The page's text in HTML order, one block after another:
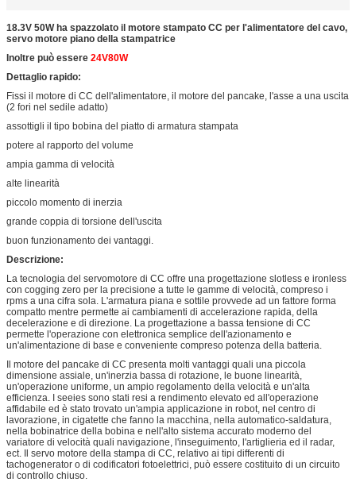
18.3V 50W ha spazzolato il motore stampato CC per l'alimentatore del cavo,
servo motore piano della stampatrice
Inoltre può essere 24V80W
Dettaglio rapido:
Fissi il motore di CC dell'alimentatore, il motore del pancake, l'asse a una uscita
(2 fori nel sedile adatto)
assottigli il tipo bobina del piatto di armatura stampata
potere al rapporto del volume
ampia gamma di velocità
alte linearità
piccolo momento di inerzia
grande coppia di torsione dell'uscita
buon funzionamento dei vantaggi.
Descrizione:
La tecnologia del servomotore di CC offre una progettazione slotless e ironless
con cogging zero per la precisione a tutte le gamme di velocità, compreso i
rpms a una cifra sola. L'armatura piana e sottile provvede ad un fattore forma
compatto mentre permette ai cambiamenti di accelerazione rapida, della
decelerazione e di direzione. La progettazione a bassa tensione di CC
permette l'operazione con elettronica semplice dell'azionamento e
un'alimentazione di base e conveniente compreso potenza della batteria.
Il motore del pancake di CC presenta molti vantaggi quali una piccola
dimensione assiale, un'inerzia bassa di rotazione, le buone linearità,
un'operazione uniforme, un ampio regolamento della velocità e un'alta
efficienza. I seeies sono stati resi a rendimento elevato ed all'operazione
affidabile ed è stato trovato un'ampia applicazione in robot, nel centro di
lavorazione, in cigatette che fanno la macchina, nella automatico-saldatura,
nella bobinatrice della bobina e nell'alto sistema accurato moderno del
variatore di velocità quali navigazione, l'inseguimento, l'artiglieria ed il radar,
ect. Il servo motore della stampa di CC, relativo ai tipi differenti di
tachogenerator o di codificatori fotoelettrici, può essere costituito di un circuito
di controllo chiuso.